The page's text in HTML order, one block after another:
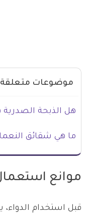
موضوعات متعلقة
هل الذبحة الصدرية
ما هي شقائق
موانع
قبل استخدام